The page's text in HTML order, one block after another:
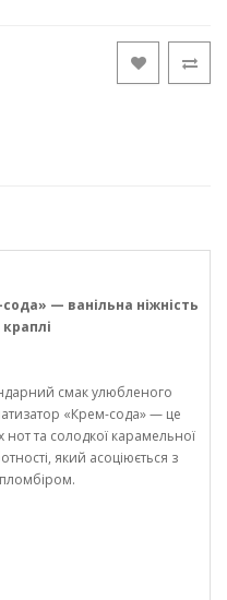
— ванільна ніжність
смак улюбленого
«Крем-сода» — це
та солодкої карамельної
який асоціюється з